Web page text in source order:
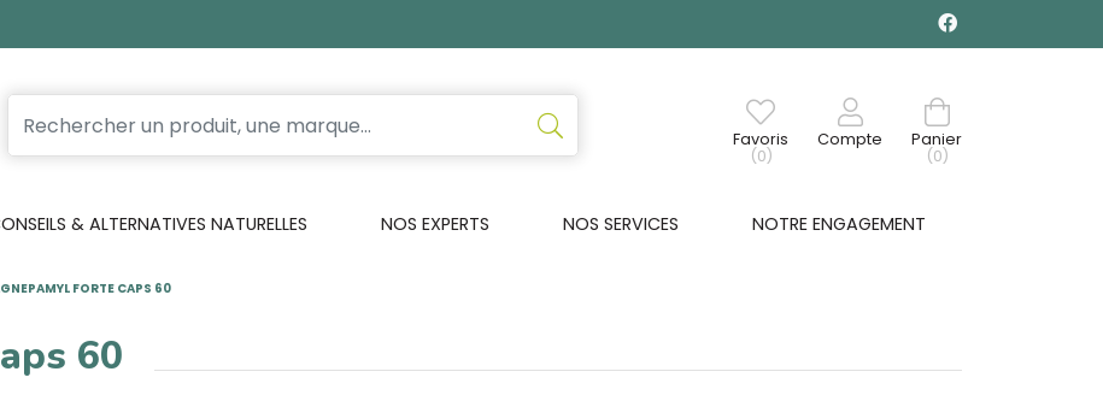
Favoris
(0)
Compte
Panier
(0)
& ALTERNATIVES NATURELLES NOS EXPERTS NOS SERVICES NOTRE ENGAGEMENT
FORTE CAPS 60
60